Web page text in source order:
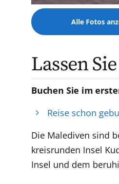
Alle Fotos
Lassen
Buchen Sie im
Reise schon
Die Malediven sind
kreisrunden Insel
Insel und dem